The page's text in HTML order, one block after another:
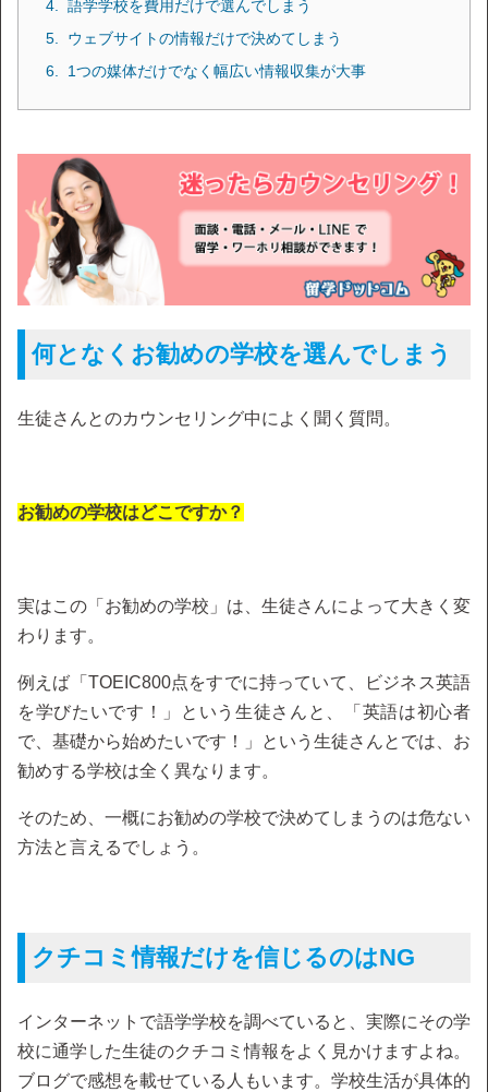
語学学校を費用だけで選んでしまう
ウェブサイトの情報だけで決めてしまう
1つの媒体だけでなく幅広い情報収集が大事
何となくお勧めの学校を選んでしまう
生徒さんとのカウンセリング中によく聞く質問。
お勧めの学校はどこですか？
実はこの「お勧めの学校」は、生徒さんによって大きく変
わります。
例えば「TOEIC800点をすでに持っていて、ビジネス英語
を学びたいです！」という生徒さんと、「英語は初心者
で、基礎から始めたいです！」という生徒さんとでは、お
勧めする学校は全く異なります。
そのため、一概にお勧めの学校で決めてしまうのは危ない
方法と言えるでしょう。
クチコミ情報だけを信じるのはNG
インターネットで語学学校を調べていると、実際にその学
校に通学した生徒のクチコミ情報をよく見かけますよね。
ブログで感想を載せている人もいます。学校生活が具体的